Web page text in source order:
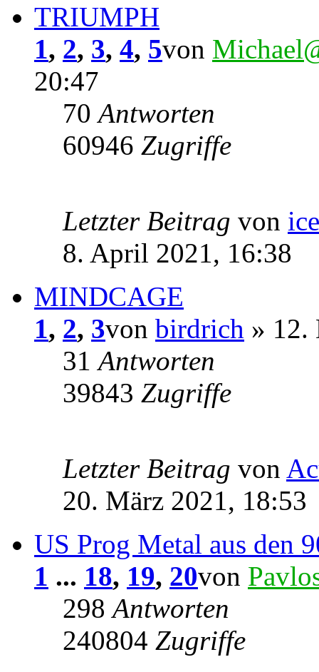
TRIUMPH
1, 2, 3, 4, 5von
20:47
70Antworten
60946 Zugriffe
Letzter Beitrag von
8. April 2021, 16:38
MINDCAGE
1, 2, 3von birdrich » 12.
31Antworten
39843 Zugriffe
Letzter Beitrag von
20. März 2021, 18:53
US Prog Metal aus den
1 ... 18, 19, 20von
298Antworten
240804 Zugriffe